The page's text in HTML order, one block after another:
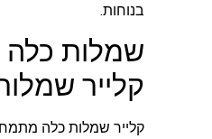
בנוחות.
שמלות כלה
קלייר
קלייר שמלות כלה